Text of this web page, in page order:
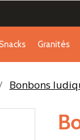
Granités
Bonbons